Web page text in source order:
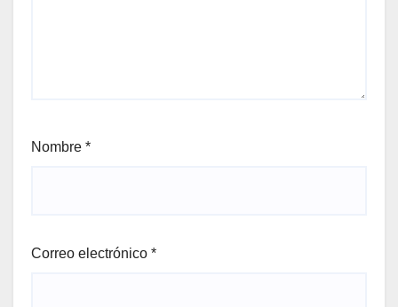
Nombre *
Correo electrónico *